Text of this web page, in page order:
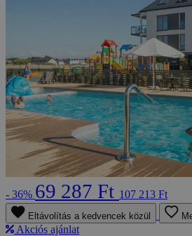
- 36% 69 287 Ft 107 213 Ft
Eltávolítás a kedvencek közül
Akciós ajánlat